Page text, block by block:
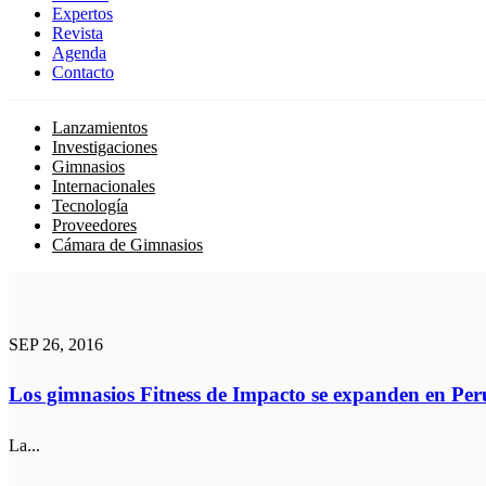
Expertos
Revista
Agenda
Contacto
Lanzamientos
Investigaciones
Gimnasios
Internacionales
Tecnología
Proveedores
Cámara de Gimnasios
SEP 26, 2016
Los gimnasios Fitness de Impacto se expanden en
La...